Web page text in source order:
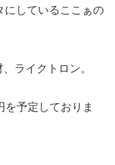
にしているここぁの
ライクトロン。
を予定しておりま